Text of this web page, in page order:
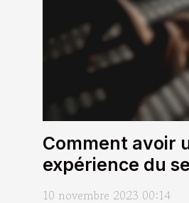
Comment avoir
expérience du
10 novembre 2023 00:14